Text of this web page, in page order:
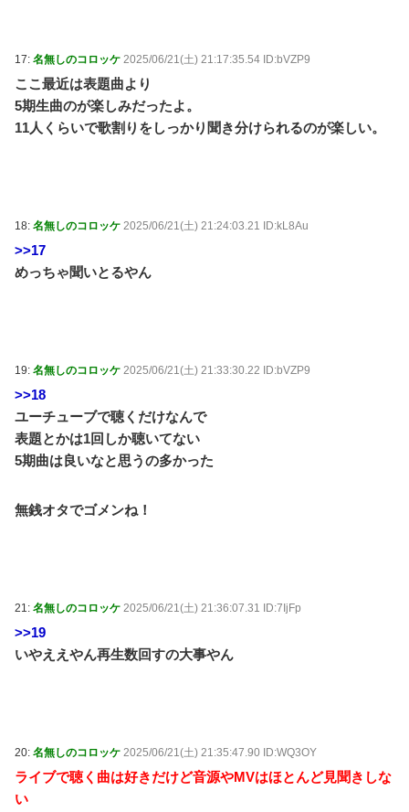
17: 名無しのコロッケ 2025/06/21(土) 21:17:35.54 ID:bVZP9
ここ最近は表題曲より
5期生曲のが楽しみだったよ。
11人くらいで歌割りをしっかり聞き分けられるのが楽しい。
18: 名無しのコロッケ 2025/06/21(土) 21:24:03.21 ID:kL8Au
>>17
めっちゃ聞いとるやん
19: 名無しのコロッケ 2025/06/21(土) 21:33:30.22 ID:bVZP9
>>18
ユーチューブで聴くだけなんで
表題とかは1回しか聴いてない
5期曲は良いなと思うの多かった
無銭オタでゴメンね！
21: 名無しのコロッケ 2025/06/21(土) 21:36:07.31 ID:7IjFp
>>19
いやええやん再生数回すの大事やん
20: 名無しのコロッケ 2025/06/21(土) 21:35:47.90 ID:WQ3OY
ライブで聴く曲は好きだけど音源やMVはほとんど見聞きしな
い